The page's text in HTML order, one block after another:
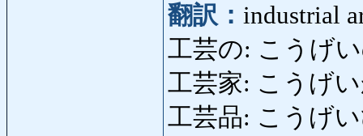
翻訳： industrial
工芸の: こうげ
工芸家: こうげ
工芸品: こうげ